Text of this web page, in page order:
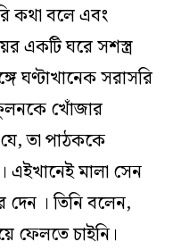
কথা বলে এবং
একটি ঘরে সশস্ত্র
ঘণ্টাখানেক সরাসরি
খোঁজার
তা পাঠককে
এইখানেই মালা সেন
। তিনি বলেন,
ফেলতে চাইনি।